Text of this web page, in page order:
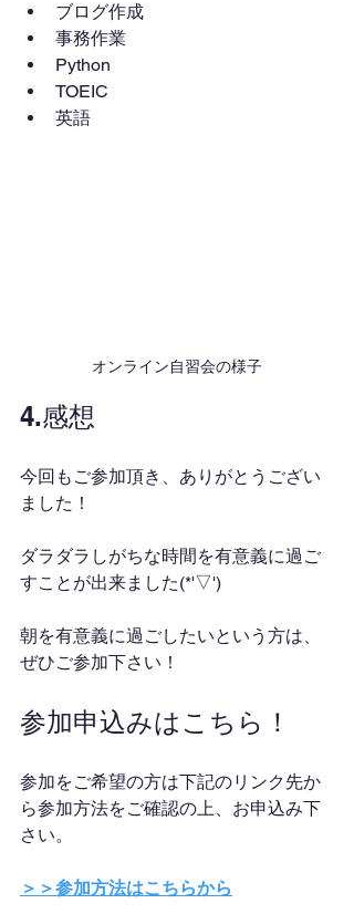
ブログ作成
事務作業
Python
TOEIC
英語
オンライン自習会の様子
4.感想
今回もご参加頂き、ありがとうござい
ました！
ダラダラしがちな時間を有意義に過ご
すことが出来ました(*'▽')
朝を有意義に過ごしたいという方は、
ぜひご参加下さい！
参加申込みはこちら！
参加をご希望の方は下記のリンク先か
ら参加方法をご確認の上、お申込み下
さい。
＞＞参加方法はこちらから